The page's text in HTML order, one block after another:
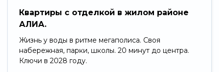
Квартиры с отделкой в жилом районе
АЛИА.
Жизнь у воды в ритме мегаполиса. Своя
набережная, парки, школы. 20 минут до центра.
Ключи в 2028 году.